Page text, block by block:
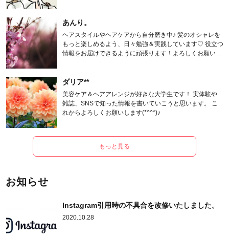
あんり。
ヘアスタイルやヘアケアから自分磨き中♪ 髪のオシャレを
もっと楽しめるよう、日々勉強＆実践しています♡ 役立つ
情報をお届けできるように頑張ります！よろしくお願いし
ダリア**
美容ケア＆ヘアアレンジが好きな大学生です！ 実体験や
雑誌、SNSで知った情報を書いていこうと思います。 こ
れからよろしくお願いします(*^^*)♪
もっと見る
お知らせ
Instagram引用時の不具合を改修いたしました。
2020.10.28